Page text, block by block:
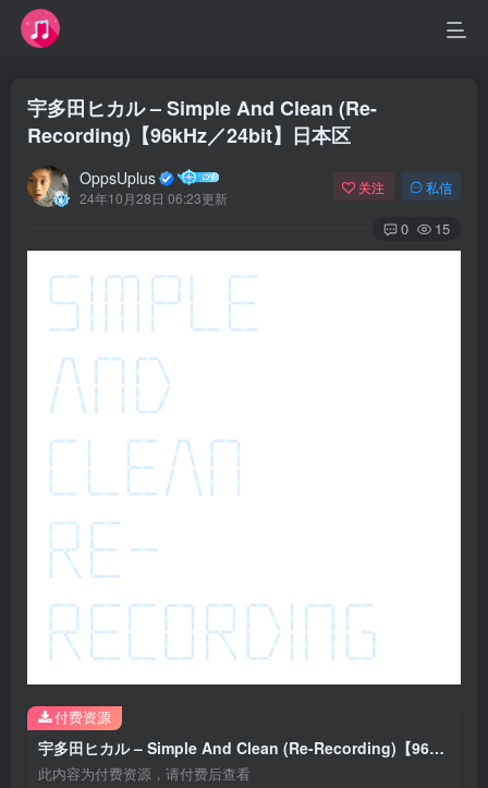
宇多田ヒカル – Simple And Clean (Re-
Recording)【96kHz／24bit】日本区
OppsUplus
24年10月28日 06:23更新
关注 私信
0 15
宇多田ヒカル – Simple And Clean (Re-Recording)【96kHz／24bit】日本区
此内容为付费资源，请付费后查看
付费资源